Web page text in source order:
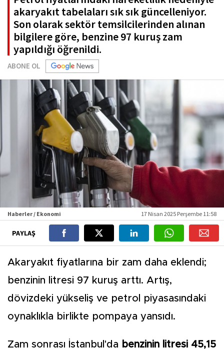
akaryakıt tabelaları sık sık güncelleniyor.
Son olarak sektör temsilcilerinden alınan
bilgilere göre, benzine 97 kuruş zam
yapıldığı öğrenildi.
ABONE OL
Haberler / Ekonomi 17 Nisan 2025 Perşembe 11:58
PAYLAŞ
Akaryakıt fiyatlarına bir zam daha eklendi;
benzinin litresi 97 kuruş arttı. Artış,
dövizdeki yükseliş ve petrol piyasasındaki
oynaklıkla birlikte pompaya yansıdı.
Zam sonrası İstanbul'da benzinin litresi 45,15